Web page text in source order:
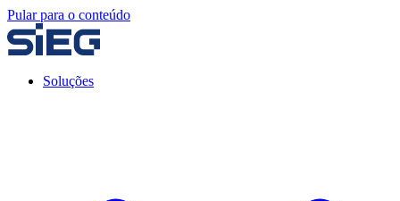
Pular para o conteúdo
Soluções